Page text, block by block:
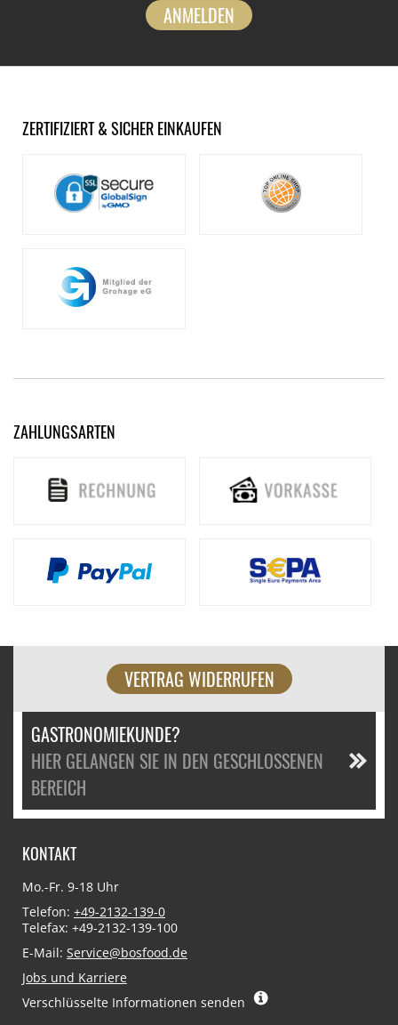
ANMELDEN
ZERTIFIZIERT & SICHER EINKAUFEN
ZAHLUNGSARTEN
VERTRAG WIDERRUFEN
GASTRONOMIEKUNDE?
HIER GELANGEN SIE IN DEN GESCHLOSSENEN
BEREICH
KONTAKT
Mo.-Fr. 9-18 Uhr
Telefon: +49-2132-139-0
Telefax: +49-2132-139-100
E-Mail: Service@bosfood.de
Jobs und Karriere
Verschlüsselte Informationen senden